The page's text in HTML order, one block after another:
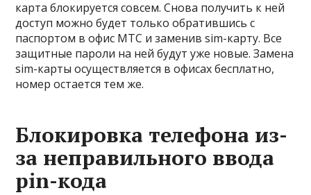
карта блокируется совсем. Снова получить к ней
доступ можно будет только обратившись с
паспортом в офис МТС и заменив sim-карту. Все
защитные пароли на ней будут уже новые. Замена
sim-карты осуществляется в офисах бесплатно,
номер остается тем же.
Блокировка телефона из-
за неправильного ввода
pin-кода